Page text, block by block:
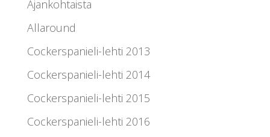
Ajankohtaista
Allaround
Cockerspanieli-lehti 2013
Cockerspanieli-lehti 2014
Cockerspanieli-lehti 2015
Cockerspanieli-lehti 2016